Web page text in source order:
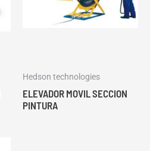
Hedson technologies
ELEVADOR MOVIL SECCION
PINTURA